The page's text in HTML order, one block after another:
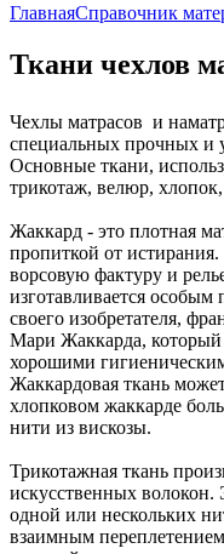
ГлавнаяСправочник
Ткани чехлов
Чехлы матрасов и
специальных прочных и
Основные ткани,
трикотаж, велюр,
Жаккард - это плотная
пропиткой от
ворсовую фактуру и
изготавливается
своего изобретателя,
Мари Жаккарда, который
хорошими
Жаккардовая ткань
хлопковом жаккарде
нити из вискозы.
Трикотажная ткань
искусственных волокон.
одной или нескольких
взаимным